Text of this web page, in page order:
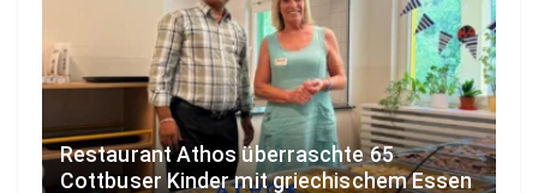
Restaurant Athos überraschte 65
Cottbuser Kinder mit griechischem Essen